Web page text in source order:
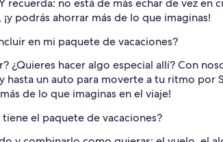
recuerda: no está de más echar de vez
podrás ahorrar más de lo que imaginas!
en mi paquete de vacaciones?
¿Quieres hacer algo especial allí? Con
hasta un auto para moverte a tu ritmo
de lo que imaginas en el viaje!
el paquete de vacaciones?